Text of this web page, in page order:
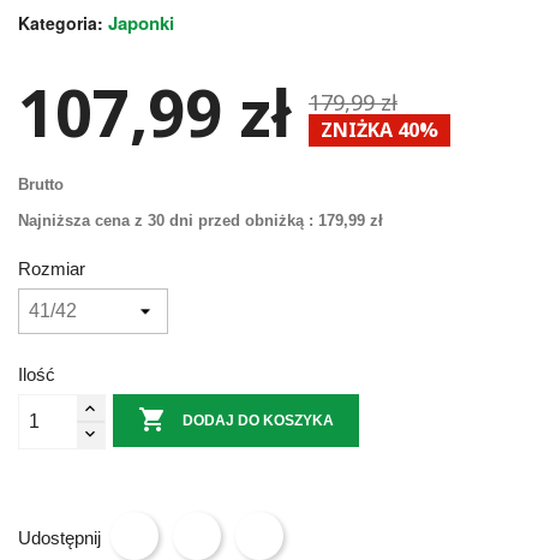
Kategoria: Japonki
107,99 zł 179,99 zł
ZNIŻKA 40%
Brutto
Najniższa cena z 30 dni przed obniżką : 179,99 zł
Rozmiar
Ilość
 DODAJ DO KOSZYKA
Udostępnij